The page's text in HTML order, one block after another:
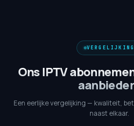
VERGELIJKING
Ons IPTV
Een eerlijke vergelijking — kwaliteit,
naast elkaar.